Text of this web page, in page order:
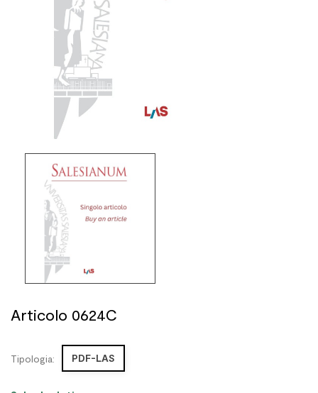
Articolo 0624C
Tipologia: PDF-LAS